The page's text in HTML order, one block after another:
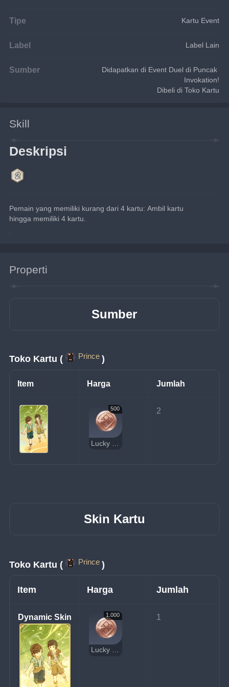
Tipe Kartu Event
Label Label Lain
Sumber
Didapatkan di Event Duel di Puncak
Invokation!
Dibeli di Toko Kartu
Skill
Deskripsi
Pemain yang memiliki kurang dari 4 kartu: Ambil kartu
hingga memiliki 4 kartu.
Properti
Sumber
Toko Kartu ( Prince )
Item Harga Jumlah
500 2
Skin Kartu
Toko Kartu ( Prince )
Item Harga Jumlah
Dynamic Skin 1.000
Lucky Coin
1